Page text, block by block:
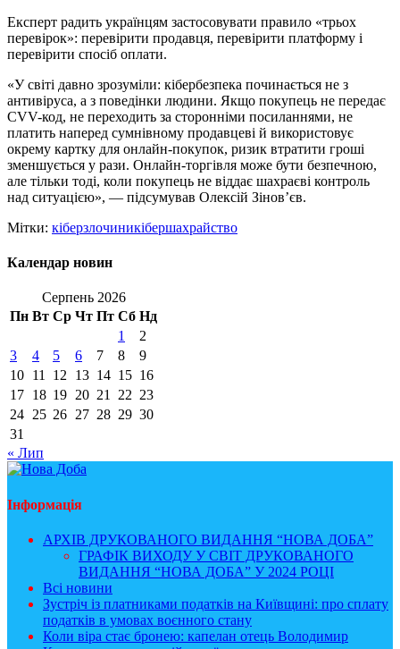
Експерт радить українцям застосовувати правило «трьох
перевірок»: перевірити продавця, перевірити платформу і
перевірити спосіб оплати.
«У світі давно зрозуміли: кібербезпека починається не з
антивіруса, а з поведінки людини. Якщо покупець не передає
CVV-код, не переходить за сторонніми посиланнями, не
платить наперед сумнівному продавцеві й використовує
окрему картку для онлайн-покупок, ризик втратити гроші
зменшується у рази. Онлайн-торгівля може бути безпечною,
але тільки тоді, коли покупець не віддає шахраєві контроль
над ситуацією», — підсумував Олексій Зінов’єв.
Мітки: кіберзлочиникібершахрайство
Календар новин
Серпень 2026
Пн Вт Ср Чт Пт Сб Нд
1
2
3
4 5 6 7 8
9
10 11 12 13 14 15 16
17 18 19 20 21 22 23
24 25 26 27 28 29 30
31
« Лип
Інформація
АРХІВ ДРУКОВАНОГО ВИДАННЯ “НОВА ДОБА”
ГРАФІК ВИХОДУ У СВІТ ДРУКОВАНОГО
ВИДАННЯ “НОВА ДОБА” У 2024 РОЦІ
Всі новини
Зустріч із платниками податків на Київщині: про сплату
податків в умовах воєнного стану
Коли віра стає бронею: капелан отець Володимир